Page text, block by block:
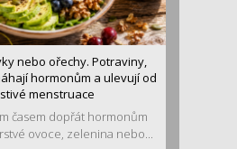
nebo ořechy. Potraviny,
hormonům a ulevují od
menstruace
časem dopřát hormonům
ovoce, zelenina nebo...